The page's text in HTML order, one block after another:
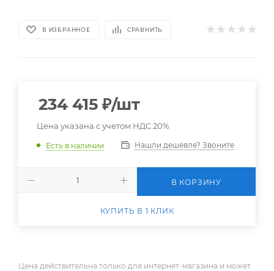
В ИЗБРАННОЕ СРАВНИТЬ
234 415 ₽/шт
Цена указана с учетом НДС 20%
Есть в наличии Нашли дешевле? Звоните
В КОРЗИНУ
КУПИТЬ В 1 КЛИК
Цена действительна только для интернет-магазина и может